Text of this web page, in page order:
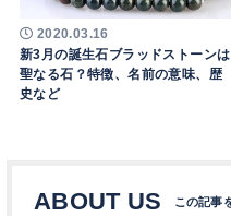
2020.03.16
新3月の誕生石ブラッドストーンは
聖なる石？特徴、名前の意味、歴
史など
ABOUT US